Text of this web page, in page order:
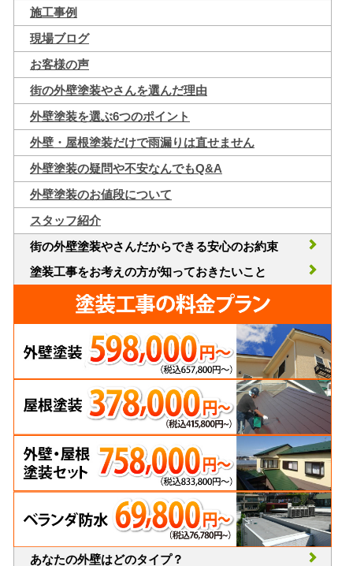
施工事例
現場ブログ
お客様の声
街の外壁塗装やさんを選んだ理由
外壁塗装を選ぶ6つのポイント
外壁・屋根塗装だけで雨漏りは直せません
外壁塗装の疑問や不安なんでもQ&A
外壁塗装のお値段について
スタッフ紹介
街の外壁塗装やさんだからできる安心のお約束
塗装工事をお考えの方が知っておきたいこと
あなたの外壁はどのタイプ？